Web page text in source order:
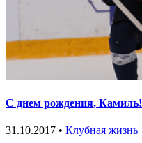
С днем рождения, Камиль!
31.10.2017 • Клубная жизнь